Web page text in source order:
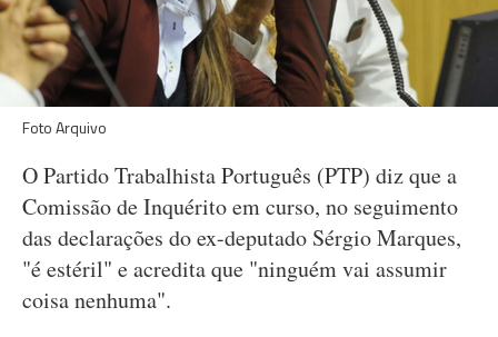
Foto Arquivo
O Partido Trabalhista Português (PTP) diz que a
Comissão de Inquérito em curso, no seguimento
das declarações do ex-deputado Sérgio Marques,
"é estéril" e acredita que "ninguém vai assumir
coisa nenhuma".